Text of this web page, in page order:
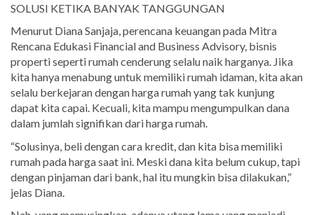
SOLUSI KETIKA BANYAK TANGGUNGAN
Menurut Diana Sanjaja, perencana keuangan pada Mitra
Rencana Edukasi Financial and Business Advisory, bisnis
properti seperti rumah cenderung selalu naik harganya. Jika
kita hanya menabung untuk memiliki rumah idaman, kita akan
selalu berkejaran dengan harga rumah yang tak kunjung
dapat kita capai. Kecuali, kita mampu mengumpulkan dana
dalam jumlah signifikan dari harga rumah.
“Solusinya, beli dengan cara kredit, dan kita bisa memiliki
rumah pada harga saat ini. Meski dana kita belum cukup, tapi
dengan pinjaman dari bank, hal itu mungkin bisa dilakukan,”
jelas Diana.